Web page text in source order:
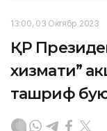
13:00, 03 Октябр 2023
ҚР
хизмати”
ташриф